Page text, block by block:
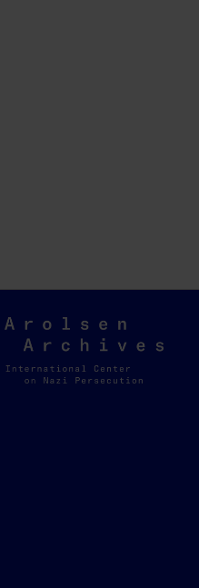
Arolsen
Archives